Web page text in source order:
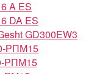
A ES
DA ES
GD300EW3
РПМ15
РПМ15